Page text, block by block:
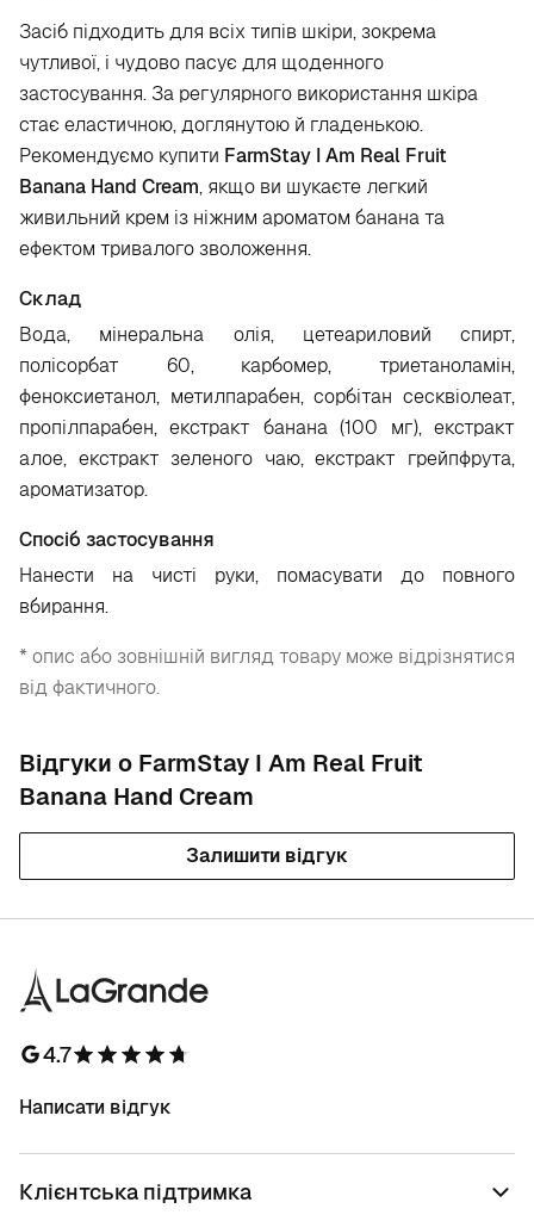
Засіб підходить для всіх типів шкіри, зокрема
чутливої, і чудово пасує для щоденного
застосування. За регулярного використання шкіра
стає еластичною, доглянутою й гладенькою.
Рекомендуємо купити FarmStay I Am Real Fruit
Banana Hand Cream, якщо ви шукаєте легкий
живильний крем із ніжним ароматом банана та
ефектом тривалого зволоження.
Склад
Вода, мінеральна олія, цетеариловий спирт,
полісорбат 60, карбомер, триетаноламін,
феноксиетанол, метилпарабен, сорбітан сесквіолеат,
пропілпарабен, екстракт банана (100 мг), екстракт
алое, екстракт зеленого чаю, екстракт грейпфрута,
ароматизатор.
Спосіб застосування
Нанести на чисті руки, помасувати до повного
вбирання.
* опис або зовнішній вигляд товару може відрізнятися
від фактичного.
Відгуки о FarmStay I Am Real Fruit
Banana Hand Cream
Залишити відгук
4.7
Написати відгук
Клієнтська підтримка